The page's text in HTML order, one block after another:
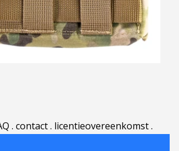
. contact. licentieovereenkomst.